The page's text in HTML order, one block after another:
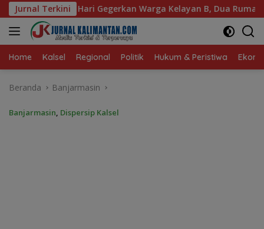
Langsung
ke
konten
Jurnal Terkini
Warga Kelayan B, Dua Rumah dan Bedakan Terbakar
Home Kalsel Regional Politik Hukum & Peristiwa
Beranda Banjarmasin
Banjarmasin, Dispersip Kalsel